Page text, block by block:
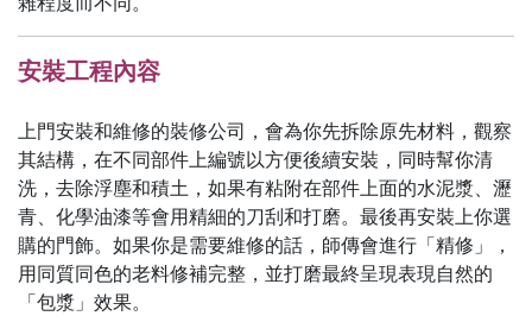
安裝工程內容
上門安裝和維修的裝修公司，會為你先拆除原先材料，觀察
其結構，在不同部件上編號以方便後續安裝，同時幫你清
洗，去除浮塵和積土，如果有粘附在部件上面的水泥漿、瀝
青、化學油漆等會用精細的刀刮和打磨。最後再安裝上你選
購的門飾。如果你是需要維修的話，師傳會進行「精修」，
用同質同色的老料修補完整，並打磨最終呈現表現自然的
「包漿」效果。